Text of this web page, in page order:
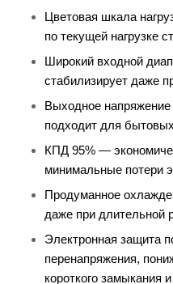
Цветовая шкала
по текущей нагрузке
Широкий входной
стабилизирует даже
Выходное
подходит для
КПД 95% —
минимальные потери
Продуманное
даже при длительной
Электронная защита
перенапряжения,
короткого замыкания